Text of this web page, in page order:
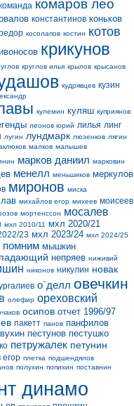
комаров лео
константинов коньков
косолапов костин котов
крикунов
круглов илья крылов крысанов
кудрявцев кузин
кулемин куляш куприянов
леонов юрий лилья линг
лугин лундмарк люзенков лягин
малков малышев
марков даниил марковин
менелл меньшиков меркулов
миронов миска
михайлов егор михеев моисеев
мортенссон мосалев
мхл 2010/11 мхл 2020/21
23 мхл 2023/24 мхл 2024/25
мышкин
непряев ниживий
никонов никулин новак
о`делл овечкин
олефир ореховский
осипов отчет 1996/97
пакетт панов панфилов
пестунов пестушко
петружалек петунин
егор плетка подшендялов
полухин попихин поставнин
динамо